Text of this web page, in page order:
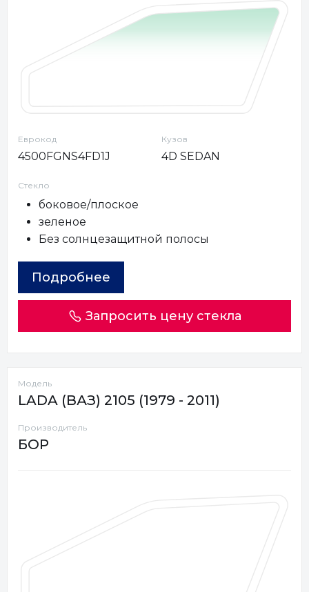
Еврокод
4500FGNS4FD1J
Кузов
4D SEDAN
Стекло
боковое/плоское
зеленое
Без солнцезащитной полосы
Подробнее
Запросить цену стекла
Модель
LADA (ВАЗ) 2105 (1979 - 2011)
Производитель
БОР